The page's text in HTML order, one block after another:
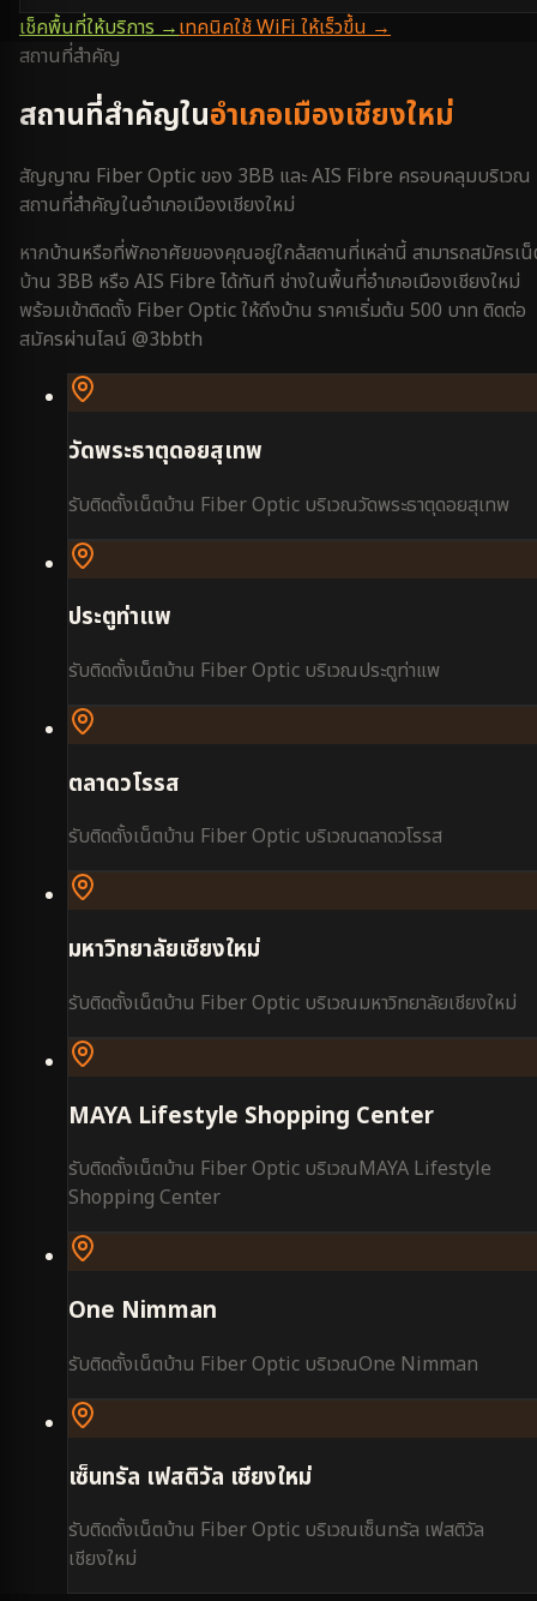
เช็คพื้นที่ให้บริการ →เทคนิคใช้ WiFi ให้เร็วขึ้น →
สถานที่สำคัญ
สถานที่สำคัญในอำเภอเมืองเชียงใหม่
สัญญาณ Fiber Optic ของ 3BB และ AIS Fibre ครอบคลุมบริเวณ
สถานที่สำคัญในอำเภอเมืองเชียงใหม่
หากบ้านหรือที่พักอาศัยของคุณอยู่ใกล้สถานที่เหล่านี้ สามารถสมัครเ
บ้าน 3BB หรือ AIS Fibre ได้ทันที ช่างในพื้นที่อำเภอเมืองเชียงใหม่
พร้อมเข้าติดตั้ง Fiber Optic ให้ถึงบ้าน ราคาเริ่มต้น 500 บาท ติดต่อ
สมัครผ่านไลน์ @3bbth
วัดพระธาตุดอยสุเทพ
รับติดตั้งเน็ตบ้าน Fiber Optic บริเวณวัดพระธาตุดอยสุเทพ
ประตูท่าแพ
รับติดตั้งเน็ตบ้าน Fiber Optic บริเวณประตูท่าแพ
ตลาดวโรรส
รับติดตั้งเน็ตบ้าน Fiber Optic บริเวณตลาดวโรรส
มหาวิทยาลัยเชียงใหม่
รับติดตั้งเน็ตบ้าน Fiber Optic บริเวณมหาวิทยาลัยเชียงใหม่
MAYA Lifestyle Shopping Center
รับติดตั้งเน็ตบ้าน Fiber Optic บริเวณMAYA Lifestyle
Shopping Center
One Nimman
รับติดตั้งเน็ตบ้าน Fiber Optic บริเวณOne Nimman
เซ็นทรัล เฟสติวัล เชียงใหม่
รับติดตั้งเน็ตบ้าน Fiber Optic บริเวณเซ็นทรัล เฟสติวัล
เชียงใหม่